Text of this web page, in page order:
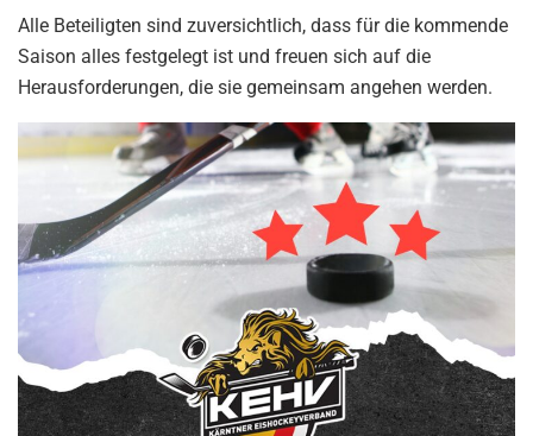
Alle Beteiligten sind zuversichtlich, dass für die kommende
Saison alles festgelegt ist und freuen sich auf die
Herausforderungen, die sie gemeinsam angehen werden.